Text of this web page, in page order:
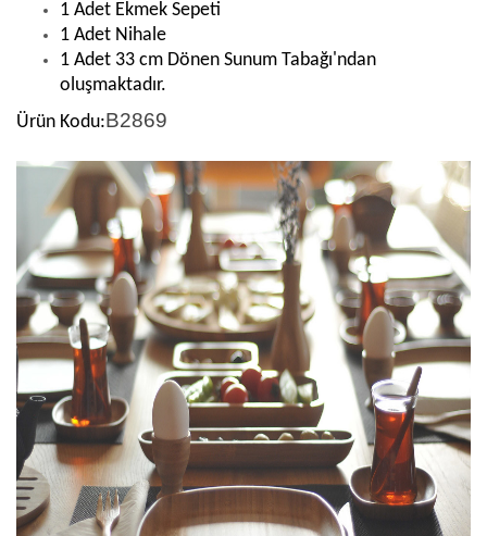
1 Adet Ekmek Sepeti
1 Adet Nihale
1 Adet 33 cm Dönen Sunum Tabağı'ndan
oluşmaktadır.
Ürün Kodu:B2869